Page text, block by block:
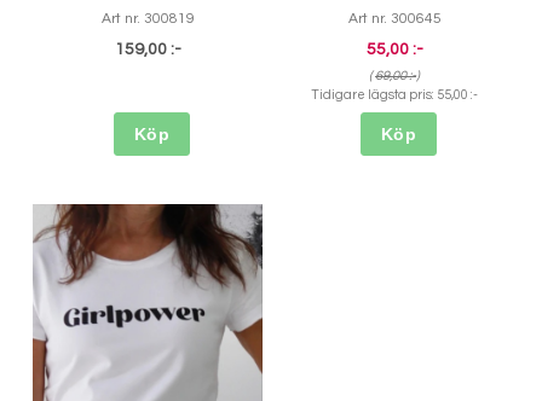
Art nr. 300819
159,00 :-
Köp
Art nr. 300645
55,00 :-
(69,00 :-)
Tidigare lägsta pris: 55,00 :-
Köp